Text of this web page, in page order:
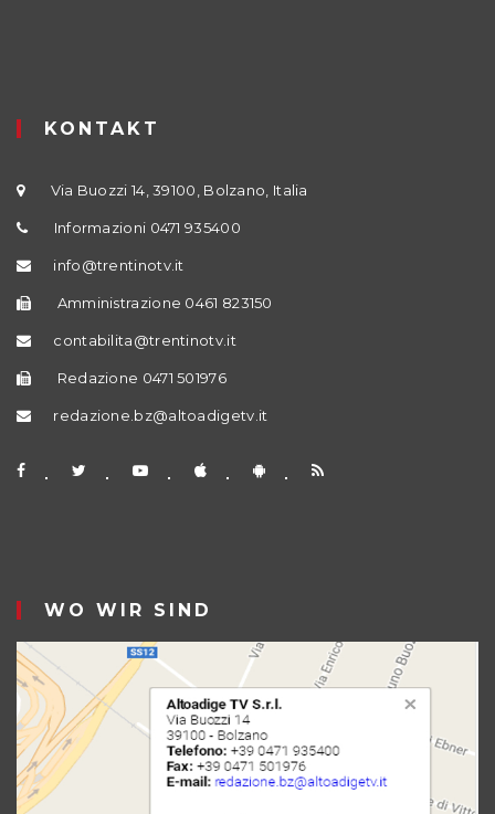
KONTAKT
Via Buozzi 14, 39100, Bolzano, Italia
Informazioni 0471 935400
info@trentinotv.it
Amministrazione 0461 823150
contabilita@trentinotv.it
Redazione 0471 501976
redazione.bz@altoadigetv.it
WO WIR SIND